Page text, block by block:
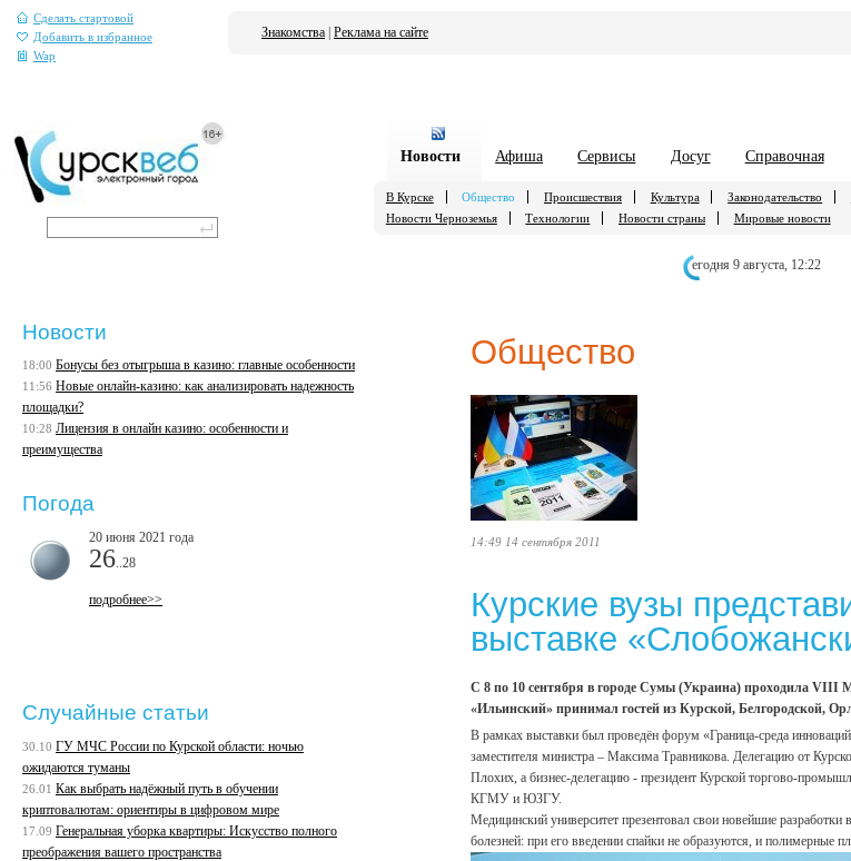
Сделать стартовой
Добавить в избранное
Wap
Знакомства Реклама на сайте
Новости Афиша Сервисы Досуг Справочная
В Курске Общество Происшествия Культура Законодательство
Новости Черноземья
Технологии Новости страны Мировые новости
егодня 9 августа, 12:22
Общество
14:49 14 сентября 2011
Курские вузы
выставке
С 8 по 10 сентября в городе Сумы (Украина) проходила VIII
«Ильинский» принимал гостей из Курской, Белгородской,
В рамках выставки был проведён форум «Граница-среда
заместителя министра – Максима Травникова. Делегацию от
Плохих, а бизнес-делегацию - президент Курской торгово-
КГМУ и ЮЗГУ.
Медицинский университет презентовал свои новейшие
болезней: при его введении спайки не образуются, и полимерные
Новости
18:00 Бонусы без отыгрыша в казино: главные особенности
11:56 Новые онлайн-казино: как анализировать надежность
площадки?
10:28 Лицензия в онлайн казино: особенности и
преимущества
Погода
20 июня 2021 года
26 ..28
подробнее>>
Случайные статьи
30.10 ГУ МЧС России по Курской области: ночью
ожидаются туманы
26.01 Как выбрать надёжный путь в обучении
криптовалютам: ориентиры в цифровом мире
17.09 Генеральная уборка квартиры: Искусство полного
преображения вашего пространства